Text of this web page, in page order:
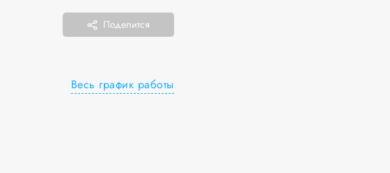
Поделится
Весь график работы